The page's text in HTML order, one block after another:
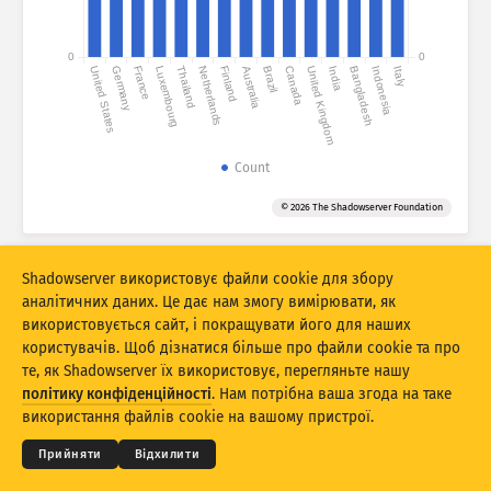
Статистика атак: Пристрої
Ліміт
вибрано менший ліміт.
Групувати за
Рахувати як
У середньому за день Усього
Шкала даних
Стиль
Автоматично оновлювати результати
United StatesGermany France LuxembourgThailandNetherlandsFinland AustraliaBrazil Canada United Kingdom
India BangladeshIndonesia Italy
0 0
Count
© 2026 The Shadowserver Foundation
© 2026THE SHADOWSERVER FOUNDATION
Конфіденційність і умови
Зв’язок із нами
Подяки
Shadowserver використовує файли cookie для збору
аналітичних даних. Це дає нам змогу вимірювати, як
використовується сайт, і покращувати його для наших
користувачів. Щоб дізнатися більше про файли cookie та про
те, як Shadowserver їх використовує, перегляньте нашу
політику конфіденційності. Нам потрібна ваша згода на таке
використання файлів cookie на вашому пристрої.
Прийняти Відхилити